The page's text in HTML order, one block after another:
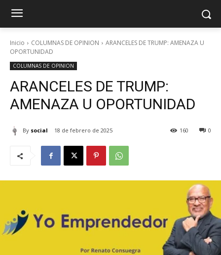
Inicio COLUMNAS DE OPINION
ARANCELES DE TRUMP: AMENAZA U
OPORTUNIDAD
COLUMNAS DE OPINION
ARANCELES DE TRUMP:
AMENAZA U OPORTUNIDAD
By social 18 de febrero de 2025 0
160